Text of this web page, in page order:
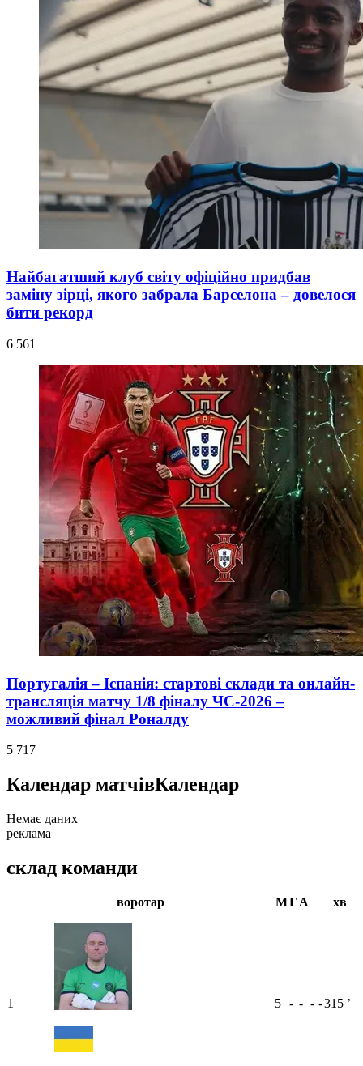
Найбагатший клуб світу офіційно придбав
заміну зірці, якого забрала Барселона – довелося
бити рекорд
6 561
Португалія – Іспанія: стартові склади та онлайн-
трансляція матчу 1/8 фіналу ЧС-2026 –
можливий фінал Роналду
5 717
Календар матчівКалендар
Немає даних
реклама
склад команди
воротар МГА хв
1 5 - - - -315 ʼ